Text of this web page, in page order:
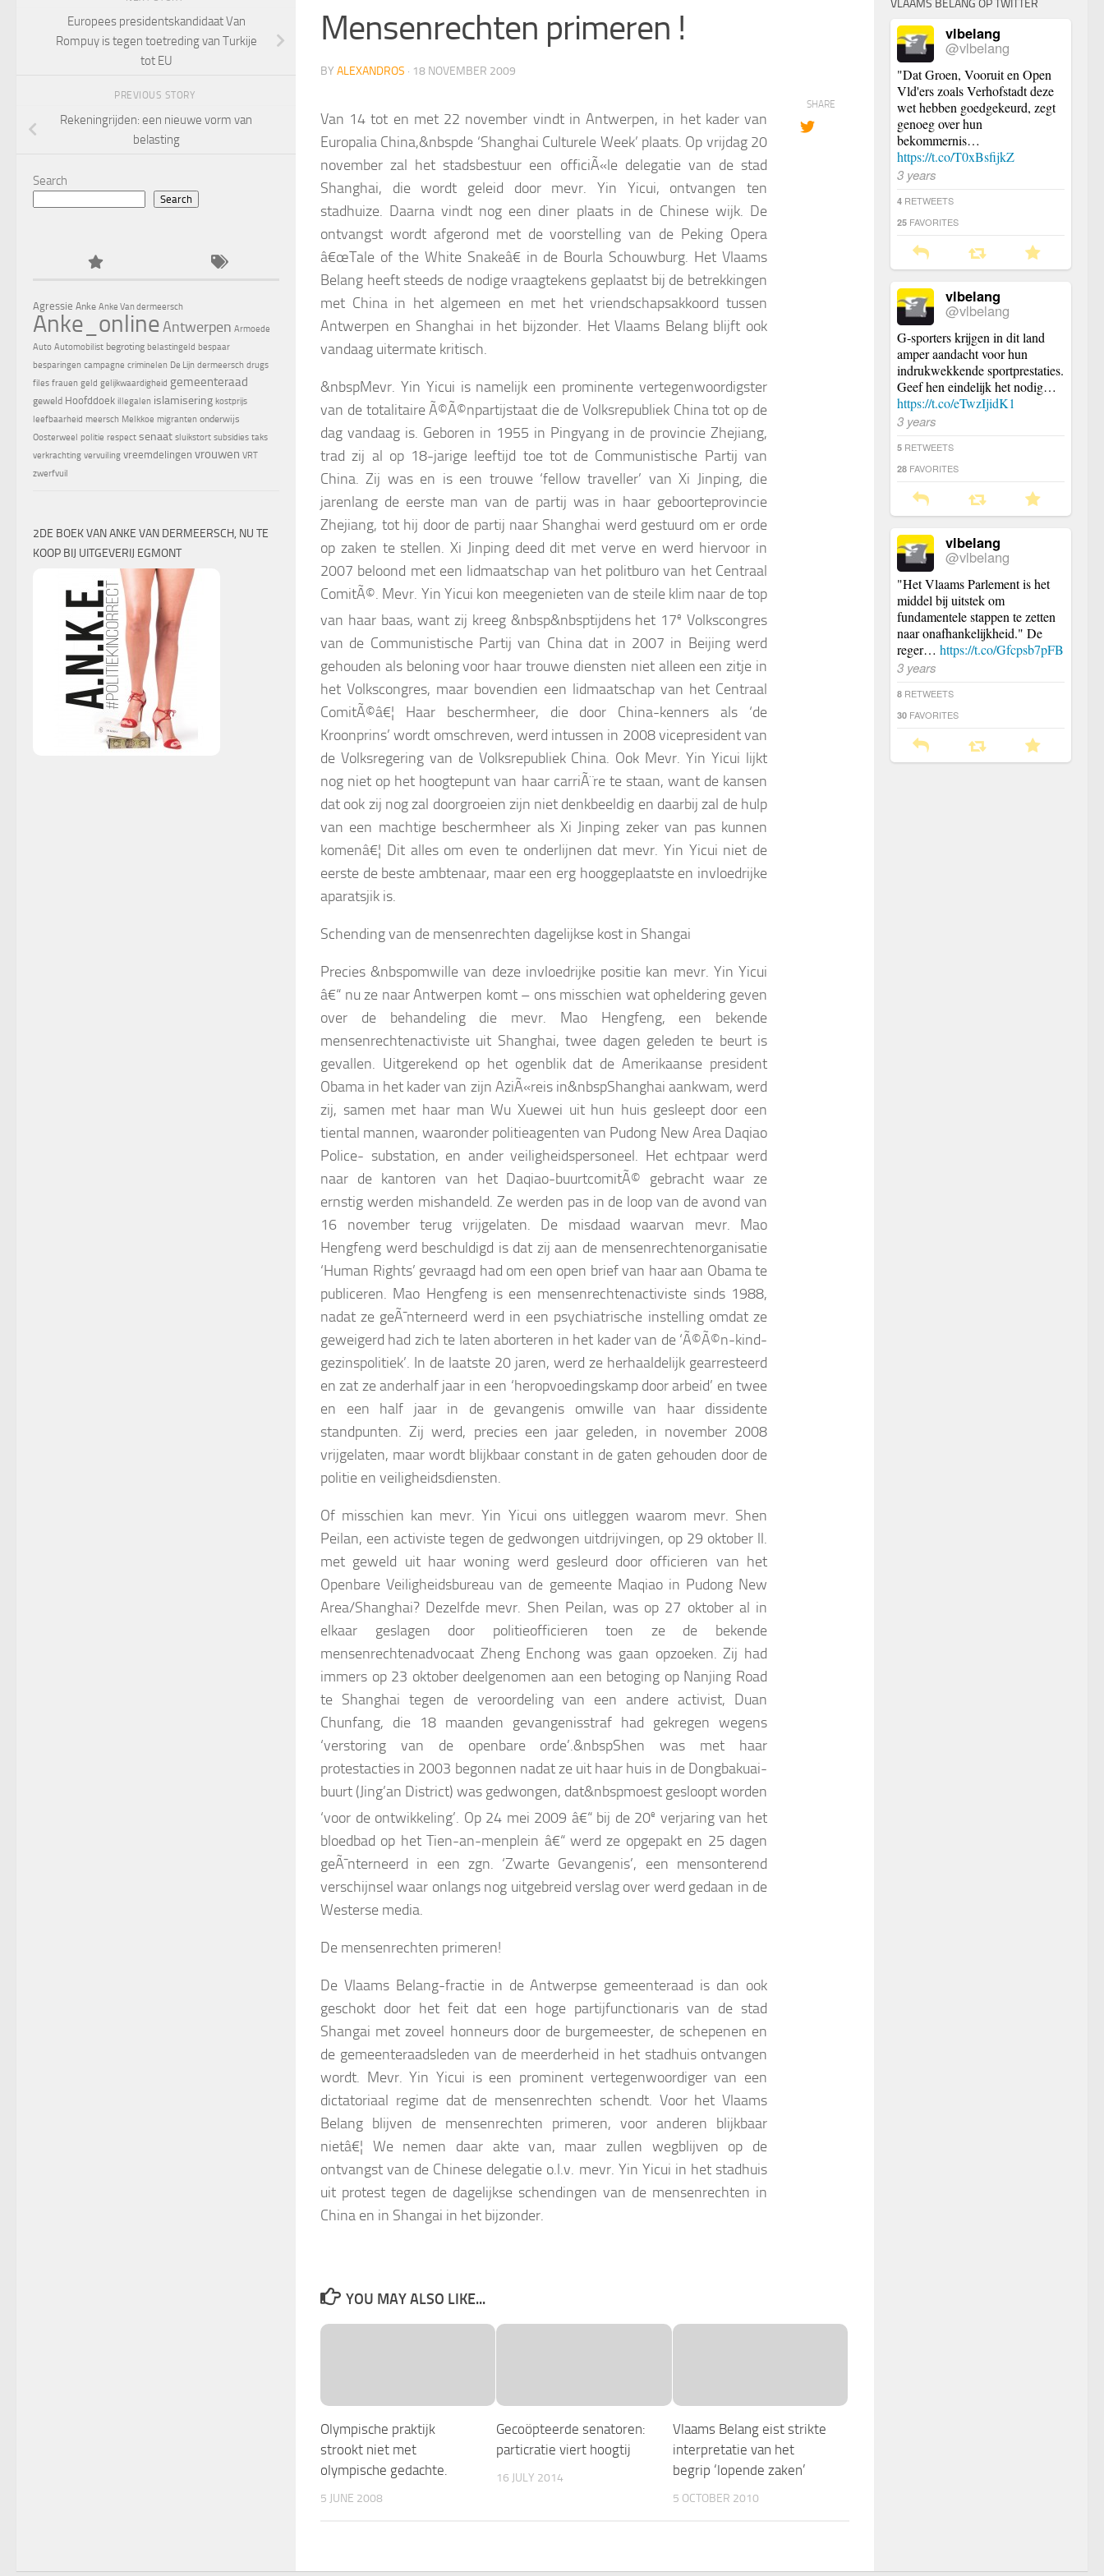
Mensenrechten primeren !
BY ALEXANDROS · 18 NOVEMBER 2009
Van 14 tot en met 22 november vindt in Antwerpen, in het kader van
Europalia China,&nbspde ‘Shanghai Culturele Week’ plaats. Op vrijdag 20
november zal het stadsbestuur een officiÃ«le delegatie van de stad
Shanghai, die wordt geleid door mevr. Yin Yicui, ontvangen ten
stadhuize. Daarna vindt nog een diner plaats in de Chinese wijk. De
ontvangst wordt afgerond met de voorstelling van de Peking Opera
â€œTale of the White Snakeâ€ in de Bourla Schouwburg. Het Vlaams
Belang heeft steeds de nodige vraagtekens geplaatst bij de betrekkingen
met China in het algemeen en met het vriendschapsakkoord tussen
Antwerpen en Shanghai in het bijzonder. Het Vlaams Belang blijft ook
vandaag uitermate kritisch.
&nbspMevr. Yin Yicui is namelijk een prominente vertegenwoordigster
van de totalitaire Ã©Ã©npartijstaat die de Volksrepubliek China tot op de
dag vandaag is. Geboren in 1955 in Pingyang in de provincie Zhejiang,
trad zij al op 18-jarige leeftijd toe tot de Communistische Partij van
China. Zij was en is een trouwe ‘fellow traveller’ van Xi Jinping, die
jarenlang de eerste man van de partij was in haar geboorteprovincie
Zhejiang, tot hij door de partij naar Shanghai werd gestuurd om er orde
op zaken te stellen. Xi Jinping deed dit met verve en werd hiervoor in
2007 beloond met een lidmaatschap van het politburo van het Centraal
ComitÃ©. Mevr. Yin Yicui kon meegenieten van de steile klim naar de top
van haar baas, want zij kreeg &nbsp&nbsptijdens het 17e Volkscongres
van de Communistische Partij van China dat in 2007 in Beijing werd
gehouden als beloning voor haar trouwe diensten niet alleen een zitje in
het Volkscongres, maar bovendien een lidmaatschap van het Centraal
ComitÃ©â€¦ Haar beschermheer, die door China-kenners als ‘de
Kroonprins’ wordt omschreven, werd intussen in 2008 vicepresident van
de Volksregering van de Volksrepubliek China. Ook Mevr. Yin Yicui lijkt
nog niet op het hoogtepunt van haar carriÃ¨re te staan, want de kansen
dat ook zij nog zal doorgroeien zijn niet denkbeeldig en daarbij zal de hulp
van een machtige beschermheer als Xi Jinping zeker van pas kunnen
komenâ€¦ Dit alles om even te onderlijnen dat mevr. Yin Yicui niet de
eerste de beste ambtenaar, maar een erg hooggeplaatste en invloedrijke
aparatsjik is.
Schending van de mensenrechten dagelijkse kost in Shangai
Precies &nbspomwille van deze invloedrijke positie kan mevr. Yin Yicui
â€“ nu ze naar Antwerpen komt – ons misschien wat opheldering geven
over de behandeling die mevr. Mao Hengfeng, een bekende
mensenrechtenactiviste uit Shanghai, twee dagen geleden te beurt is
gevallen. Uitgerekend op het ogenblik dat de Amerikaanse president
Obama in het kader van zijn AziÃ«reis in&nbspShanghai aankwam, werd
zij, samen met haar man Wu Xuewei uit hun huis gesleept door een
tiental mannen, waaronder politieagenten van Pudong New Area Daqiao
Police- substation, en ander veiligheidspersoneel. Het echtpaar werd
naar de kantoren van het Daqiao-buurtcomitÃ© gebracht waar ze
ernstig werden mishandeld. Ze werden pas in de loop van de avond van
16 november terug vrijgelaten. De misdaad waarvan mevr. Mao
Hengfeng werd beschuldigd is dat zij aan de mensenrechtenorganisatie
‘Human Rights’ gevraagd had om een open brief van haar aan Obama te
publiceren. Mao Hengfeng is een mensenrechtenactiviste sinds 1988,
nadat ze geÃ¯nterneerd werd in een psychiatrische instelling omdat ze
geweigerd had zich te laten aborteren in het kader van de ‘Ã©Ã©n-kind-
gezinspolitiek’. In de laatste 20 jaren, werd ze herhaaldelijk gearresteerd
en zat ze anderhalf jaar in een ‘heropvoedingskamp door arbeid’ en twee
en een half jaar in de gevangenis omwille van haar dissidente
standpunten. Zij werd, precies een jaar geleden, in november 2008
vrijgelaten, maar wordt blijkbaar constant in de gaten gehouden door de
politie en veiligheidsdiensten.
Of misschien kan mevr. Yin Yicui ons uitleggen waarom mevr. Shen
Peilan, een activiste tegen de gedwongen uitdrijvingen, op 29 oktober ll.
met geweld uit haar woning werd gesleurd door officieren van het
Openbare Veiligheidsbureau van de gemeente Maqiao in Pudong New
Area/Shanghai? Dezelfde mevr. Shen Peilan, was op 27 oktober al in
elkaar geslagen door politieofficieren toen ze de bekende
mensenrechtenadvocaat Zheng Enchong was gaan opzoeken. Zij had
immers op 23 oktober deelgenomen aan een betoging op Nanjing Road
te Shanghai tegen de veroordeling van een andere activist, Duan
Chunfang, die 18 maanden gevangenisstraf had gekregen wegens
‘verstoring van de openbare orde’.&nbspShen was met haar
protestacties in 2003 begonnen nadat ze uit haar huis in de Dongbakuai-
buurt (Jing’an District) was gedwongen, dat&nbspmoest gesloopt worden
‘voor de ontwikkeling’. Op 24 mei 2009 â€“ bij de 20e verjaring van het
bloedbad op het Tien-an-menplein â€“ werd ze opgepakt en 25 dagen
geÃ¯nterneerd in een zgn. ‘Zwarte Gevangenis’, een mensonterend
verschijnsel waar onlangs nog uitgebreid verslag over werd gedaan in de
Westerse media.
De mensenrechten primeren!
De Vlaams Belang-fractie in de Antwerpse gemeenteraad is dan ook
geschokt door het feit dat een hoge partijfunctionaris van de stad
Shangai met zoveel honneurs door de burgemeester, de schepenen en
de gemeenteraadsleden van de meerderheid in het stadhuis ontvangen
wordt. Mevr. Yin Yicui is een prominent vertegenwoordiger van een
dictatoriaal regime dat de mensenrechten schendt. Voor het Vlaams
Belang blijven de mensenrechten primeren, voor anderen blijkbaar
nietâ€¦ We nemen daar akte van, maar zullen wegblijven op de
ontvangst van de Chinese delegatie o.l.v. mevr. Yin Yicui in het stadhuis
uit protest tegen de dagelijkse schendingen van de mensenrechten in
China en in Shangai in het bijzonder.
SHARE
YOU MAY ALSO LIKE...
Olympische praktijk
strookt niet met
olympische gedachte.
5 JUNE 2008
Gecoöpteerde senatoren:
particratie viert hoogtij
16 JULY 2014
Vlaams Belang eist strikte
interpretatie van het
begrip ‘lopende zaken’
5 OCTOBER 2010
Europees presidentskandidaat Van
Rompuy is tegen toetreding van Turkije
tot EU
PREVIOUS STORY
Rekeningrijden: een nieuwe vorm van
belasting
Search
Search
Agressie Anke Anke Van dermeersch
Anke_onlineAntwerpen Armoede
Auto Automobilist begroting belastingeld bespaar
besparingen campagne criminelen De Lijn dermeersch drugs
files frauen geld gelijkwaardigheid gemeenteraad
geweld Hoofddoek illegalen islamisering kostprijs
leefbaarheid meersch Melkkoe migranten onderwijs
Oosterweel politie respect senaat sluikstort subsidies taks
verkrachting vervuiling vreemdelingen vrouwen VRT
zwerfvuil
2DE BOEK VAN ANKE VAN DERMEERSCH, NU TE
KOOP BIJ UITGEVERIJ EGMONT
VLAAMS BELANG OP TWITTER
vlbelang
@vlbelang
"Dat Groen, Vooruit en Open
Vld'ers zoals Verhofstadt deze
wet hebben goedgekeurd, zegt
genoeg over hun
bekommernis…
https://t.co/T0xBsfijkZ
3 years
4 RETWEETS
25 FAVORITES
vlbelang
@vlbelang
G-sporters krijgen in dit land
amper aandacht voor hun
indrukwekkende sportprestaties.
Geef hen eindelijk het nodig…
https://t.co/eTwzIjidK1
3 years
5 RETWEETS
28 FAVORITES
vlbelang
@vlbelang
"Het Vlaams Parlement is het
middel bij uitstek om
fundamentele stappen te zetten
naar onafhankelijkheid." De
reger… https://t.co/Gfcpsb7pFB
3 years
8 RETWEETS
30 FAVORITES